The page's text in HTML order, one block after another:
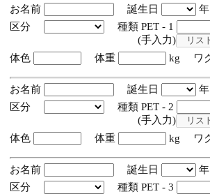
お名前 誕生日
区分
種類 PET - 1
(手入力)
体色
体重 kg ワ
お名前 誕生日
区分
種類 PET - 2
(手入力)
体色
体重 kg ワ
お名前 誕生日
区分
種類 PET - 3